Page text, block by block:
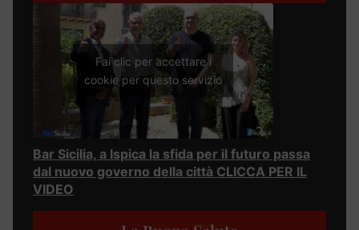
Fai clic per accettare i
cookie per questo servizio
Bar Sicilia, a Ispica la sfida per il futuro passa
dal nuovo governo della città CLICCA PER IL
VIDEO